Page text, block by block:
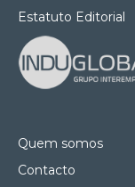
Estatuto Editorial
Quem somos
Contacto